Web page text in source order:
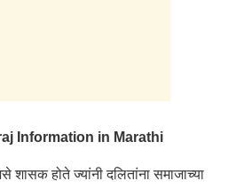
Information in Marathi
होते ज्यांनी दलितांना समाजाच्या